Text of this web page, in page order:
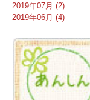
2019年07月 (2)
2019年06月 (4)